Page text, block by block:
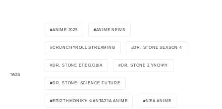
TAGS
ANIME 2025 ANIME NEWS
CRUNCHYROLL STREAMING DR. STONE SEASON 4
DR. STONE ΕΠΕΙΣΌΔΙΑ DR. STONE ΣΎΝΟΨΗ
DR. STONE: SCIENCE FUTURE
ΕΠΙΣΤΗΜΟΝΙΚΉ ΦΑΝΤΑΣΊΑ ANIME ΝΈΑ ANIME